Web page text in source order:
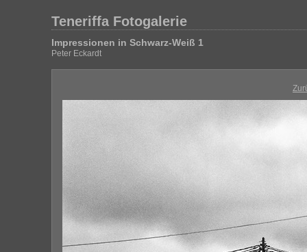
Teneriffa Fotogalerie
Impressionen in Schwarz-Weiß 1
Peter Eckardt